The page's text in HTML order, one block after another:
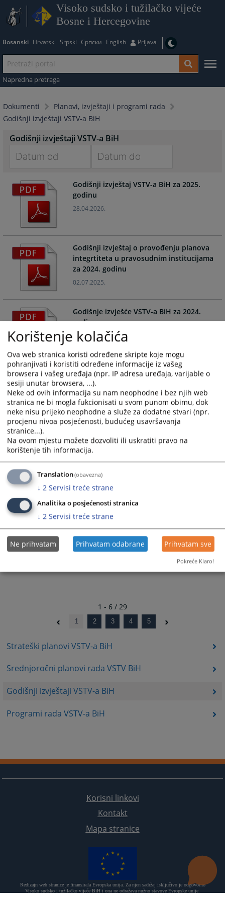
Visoko sudsko i tužilačko vijeće
Bosne i Hercegovine
Bosanski Hrvatski Srpski Српски English Prijava
Napredna pretraga
Dokumenti
Planovi, izvještaji i programi rada
Godišnji izvještaji VSTV-a BiH
Strateški planovi VSTV-a BiH
Srednjoročni planovi rada VSTV BiH
Godišnji izvještaji VSTV-a BiH
Programi rada VSTV-a BiH
Godišnji izvještaji VSTV-a BiH
forward
to
interact
the
and
select
date.
the
question
key
to
get
the
keyboard
shortcuts
for
changing
dates.
forward
to
interact
and
select
a
date.
the
question
mark
key
to
get
the
keyboard
shortcuts
for
changing
dates.
Godišnji izvještaj VSTV-a BiH za 2025.
godinu
28.04.2026.
Godišnji izvještaj o provođenju planova
integrtiteta u pravosudnim institucijama
za 2024. godinu
02.07.2025.
Godišnje izvješće VSTV-a BiH za 2024.
godinu
30.04.2025.
Godišnji izvještaj o provođenju planova
integrtiteta u pravosudnim institucijama
za 2023. godinu
17.06.2024.
Godišnji izvještaj VSTS-a Bosne i
Hercegovine za 2023. godinu
29.04.2024.
Godišnji izvještaj o provođenju planova
integriteta u pravosudnim institucijama
19.09.2023.
1 - 6 / 29
1 2 3 4 5
Korisni linkovi
Kontakt
Mapa stranice
Redizajn web stranice je finansirala Evropska unija. Za njen sadržaj isključivo je odgovorno
Visoko sudsko i tužilačko vijeće BiH i ona ne odražava nužno stavove Evropske unije.
Korištenje kolačića
Ova web stranica koristi određene skripte koje mogu
pohranjivati i koristiti određene informacije iz vašeg
browsera i vašeg uređaja (npr. IP adresa uređaja, varijable o
sesiji unutar browsera, ...).
Neke od ovih informacija su nam neophodne i bez njih web
stranica ne bi mogla fukcionisati u svom punom obimu, dok
neke nisu prijeko neophodne a služe za dodatne stvari (npr.
procjenu nivoa posjećenosti, budućeg usavršavanja
stranice...).
Na ovom mjestu možete dozvoliti ili uskratiti pravo na
korištenje tih informacija.
Translation(obavezna)
↓ 2 Servisi treće strane
Analitika o posjećenosti stranica
↓ 2 Servisi treće strane
Ne prihvatam Prihvatam odabrane Prihvatam sve
Pokreće Klaro!